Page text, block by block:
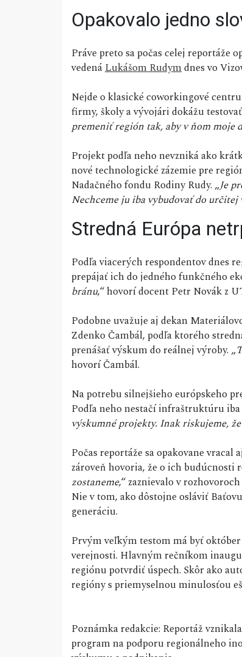
Opakovalo jedno
Práve preto sa počas celej reportáže
vedenáLukášom Rudymdnes vo
Nejde o klasické coworkingové
firmy, školy a vývojári dokážu
premeniť región tak, aby v ňom moje
Projekt podľa neho nevzniká ako
nové technologické zázemie pre
Nadačného fondu Rodiny Rudy. „Je
Nechceme ju iba vybudovať do
Stredná Európa
Podľa viacerých respondentov dnes
prepájať ich do jedného funkčného
bránu,“ hovorí docent Petr Novák z
Podobne uvažuje aj dekan
Zdenko Čambál, podľa ktorého
prenášať výskum do reálnej výroby. „
hovorí Čambál.
Na potrebu silnejšieho európskeho
Podľa neho nestačí infraštruktúru iba
výskumné projekty. Inak riskujeme,
Počas reportáže sa opakovane
zároveň hovoria, že o ich
zostaneme,“ zaznievalo v
Nie v tom, ako dôstojne osláviť
generáciu.
Prvým veľkým testom má byť
verejnosti. Hlavným rečníkom
regiónu potvrdiť úspech. Skôr ako
regióny s priemyselnou minulosťou
Poznámka redakcie: Reportáž
program na podporu regionálneho